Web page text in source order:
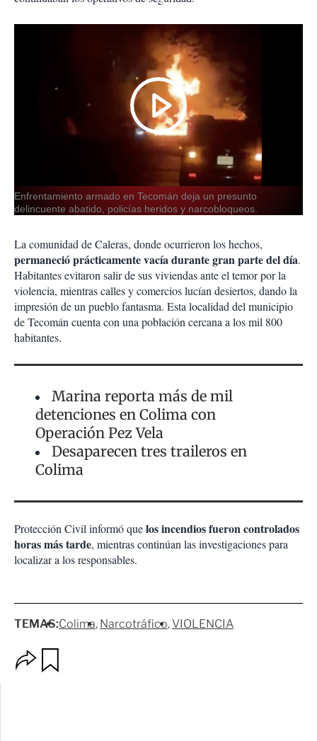
Enfrentamiento armado en Tecomán deja un presunto
delincuente abatido, policías heridos y narcobloqueos.
La comunidad de Caleras, donde ocurrieron los hechos,
permaneció prácticamente vacía durante gran parte del día.
Habitantes evitaron salir de sus viviendas ante el temor por la
violencia, mientras calles y comercios lucían desiertos, dando la
impresión de un pueblo fantasma. Esta localidad del municipio
de Tecomán cuenta con una población cercana a los mil 800
habitantes.
Marina reporta más de mil
detenciones en Colima con
Operación Pez Vela
Desaparecen tres traileros en
Colima
Protección Civil informó quelos incendios fueron controlados
horas más tarde, mientras continúan las investigaciones para
localizar a los responsables.
TEMAS:Colima Narcotráfico VIOLENCIA